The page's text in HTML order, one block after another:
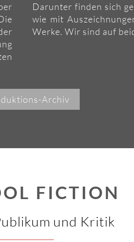
Darunter finden sich
wie mit
Werke. Wir sind auf
Archiv
FICTION
und Kritik